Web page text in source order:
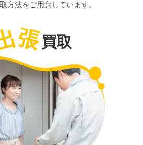
方法をご用意しています。
張買取